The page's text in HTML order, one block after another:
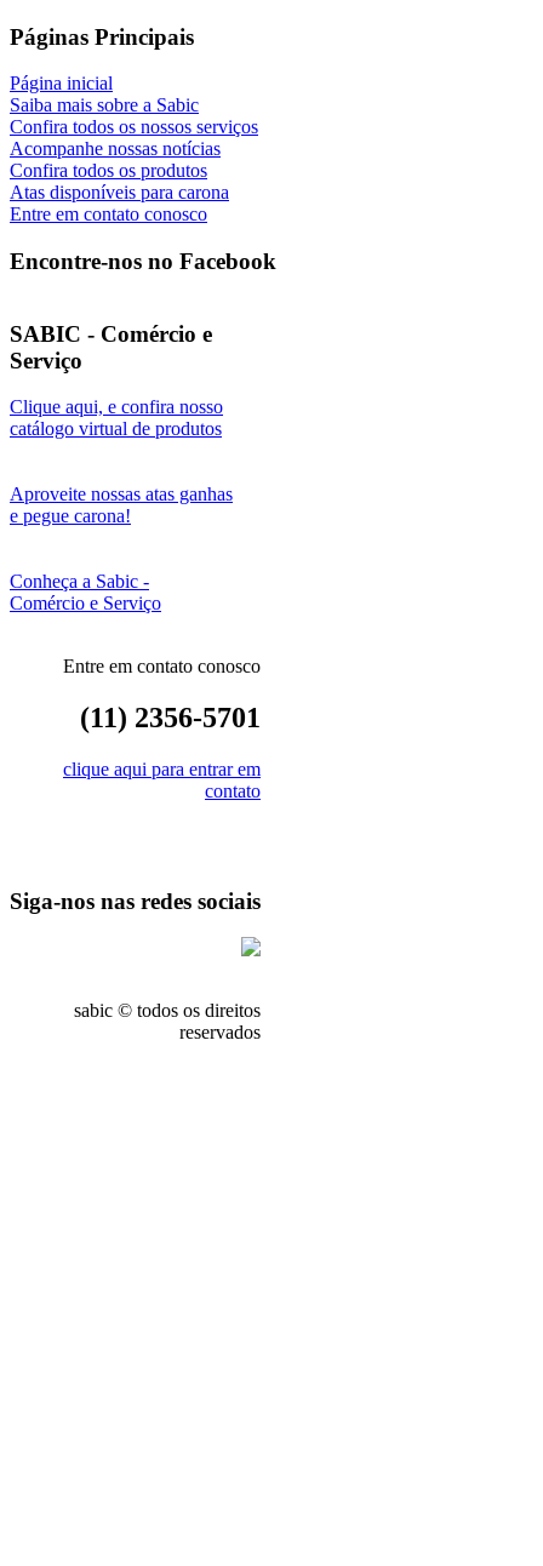
Páginas Principais
Página inicial
Saiba mais sobre a Sabic
Confira todos os nossos serviços
Acompanhe nossas notícias
Confira todos os produtos
Atas disponíveis para carona
Entre em contato conosco
Encontre-nos no Facebook
SABIC - Comércio e
Serviço
Clique aqui, e confira nosso
catálogo virtual de produtos
Aproveite nossas atas ganhas
e pegue carona!
Conheça a Sabic -
Comércio e Serviço
Entre em contato conosco
(11) 2356-5701
clique aqui para entrar em
contato
Siga-nos nas redes sociais
sabic © todos os direitos
reservados